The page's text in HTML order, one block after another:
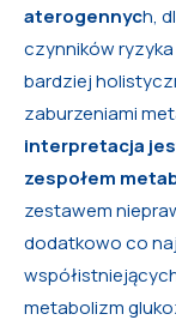
aterogennych,
czynników
bardziej
zaburzeniami
interpretacja
zespołem
zestawem
dodatkowo co
metabolizm